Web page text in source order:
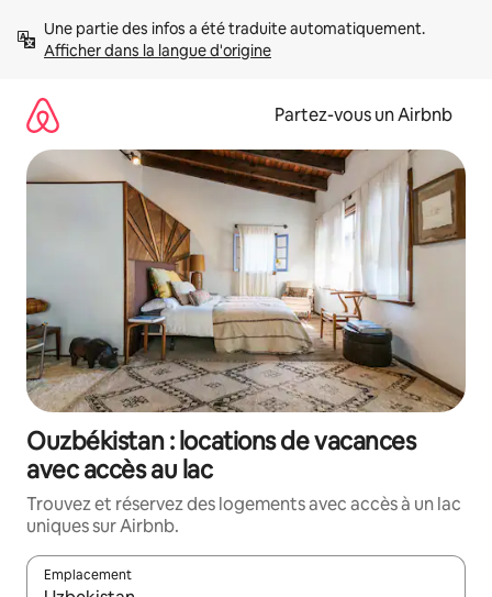
directement
Afficher dans la langue d'origine
Partez-vous un Airbnb
Ouzbékistan : locations de vacances
avec accès au lac
Trouvez et réservez des logements avec accès à un lac
uniques sur Airbnb.
Emplacement